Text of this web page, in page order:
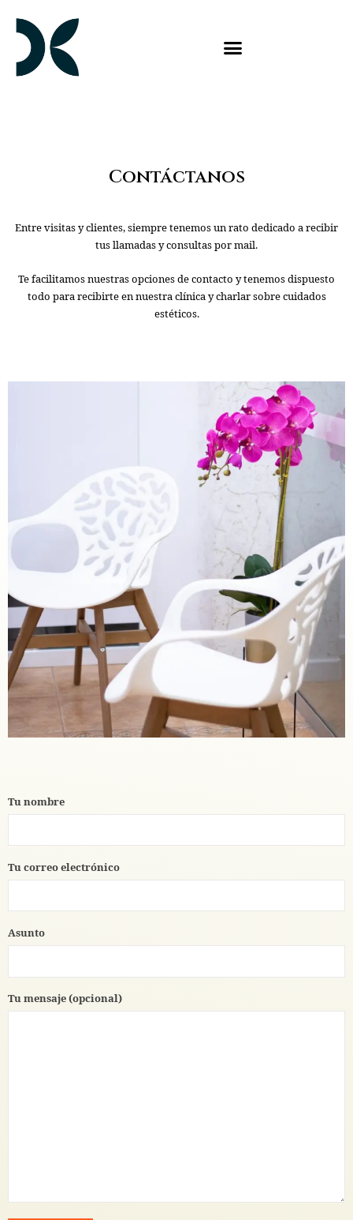
Contáctanos
Entre visitas y clientes, siempre tenemos un rato dedicado a recibir
tus llamadas y consultas por mail.
Te facilitamos nuestras opciones de contacto y tenemos dispuesto
todo para recibirte en nuestra clínica y charlar sobre cuidados
estéticos.
Tu nombre
Tu correo electrónico
Asunto
Tu mensaje (opcional)